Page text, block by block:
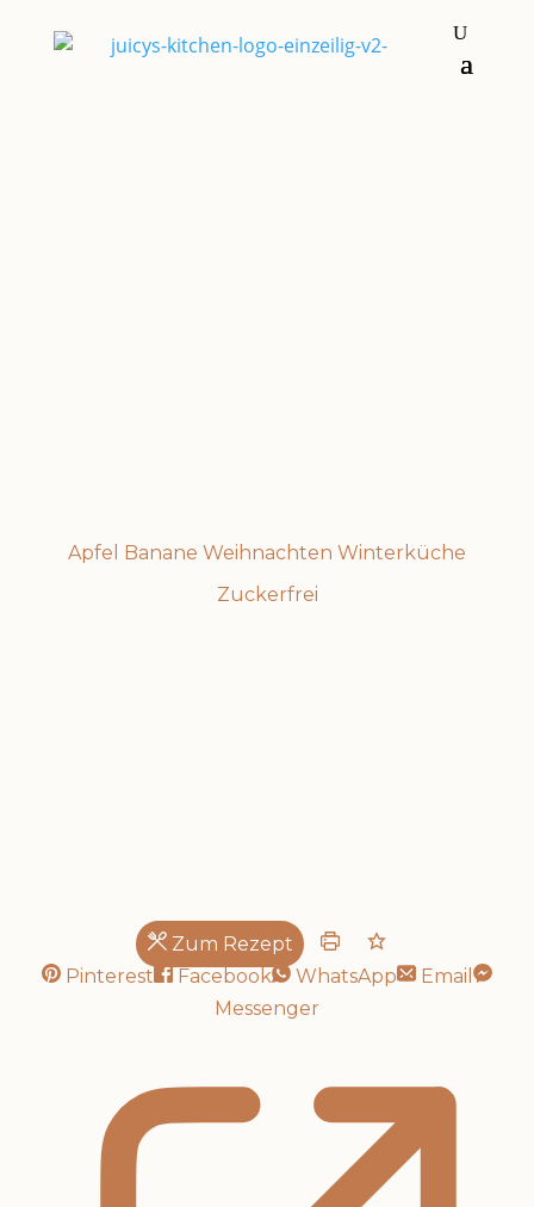
Apfel Banane Weihnachten Winterküche
Zuckerfrei
Zum Rezept
Pinterest
Facebook WhatsApp
Email
Messenger